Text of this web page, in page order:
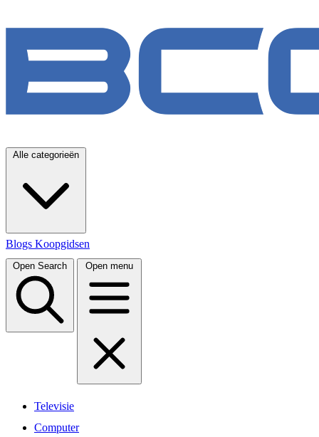
Alle categorieën
Blogs Koopgidsen
Open Search Open menu
Televisie
Computer